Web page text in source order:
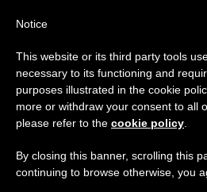
DÍA
Agosto
ÚLTIMAS NOTICIAS
Aviso importante
Del 27 de julio al 7 de
anual, aprovechando que en
se generan menos
Notice
This website or its third party tools
necessary to its functioning and
purposes illustrated in the cookie
more or withdraw your consent to all
please refer to the cookie policy
By closing this banner, scrolling this
continuing to browse otherwise, you